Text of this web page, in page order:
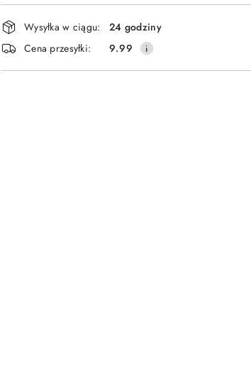
Dostępność
i
dostawa
Wysyłka w ciągu:
24 godziny
Cena przesyłki:
9.99